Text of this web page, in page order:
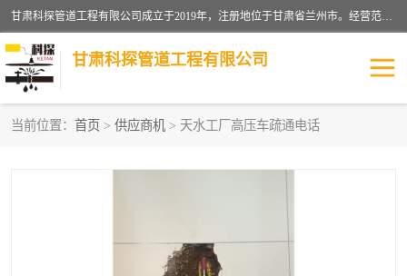
甘肃科探管道工程有限公司成立于2019年，注册地位于甘肃省兰州市。经营范围包括管道安装、清洗、疏通、维修、检测，防水工程，工程钻孔，化粪池清理，暖气安装，给排水管道安装维修，室内外管道如消防、供水、供热管道漏水检测定位，室内外防水堵漏等。
甘肃科探管道工程有限公司
当前位置： 首页 > 供应商机 > 天水工厂高压车疏通电话
供热管道漏水 排水管道漏水